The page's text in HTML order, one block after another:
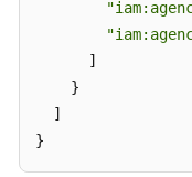
名
]
}
]
}